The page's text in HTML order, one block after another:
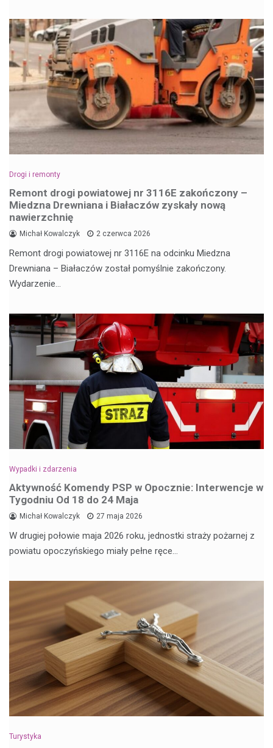
Drogi i remonty
Remont drogi powiatowej nr 3116E zakończony –
Miedzna Drewniana i Białaczów zyskały nową
nawierzchnię
Michał Kowalczyk 2 czerwca 2026
Remont drogi powiatowej nr 3116E na odcinku Miedzna
Drewniana – Białaczów został pomyślnie zakończony.
Wydarzenie…
Wypadki i zdarzenia
Aktywność Komendy PSP w Opocznie: Interwencje w
Tygodniu Od 18 do 24 Maja
Michał Kowalczyk 27 maja 2026
W drugiej połowie maja 2026 roku, jednostki straży pożarnej z
powiatu opoczyńskiego miały pełne ręce…
Turystyka